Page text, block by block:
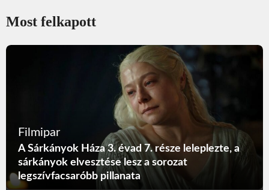
Most felkapott
Filmipar
A Sárkányok Háza 3. évad 7. része leleplezte, a
sárkányok elvesztése lesz a sorozat
legszívfacsaróbb pillanata